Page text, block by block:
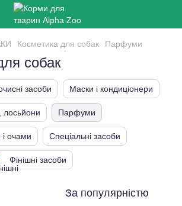
Косметика для собак Парфуми
собак
засоби Маски і кондиціонери
лосьйони Парфуми
очами Спеціальні засоби
Фінішні засоби
За популярністю